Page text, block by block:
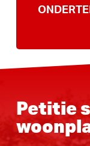
Petitie